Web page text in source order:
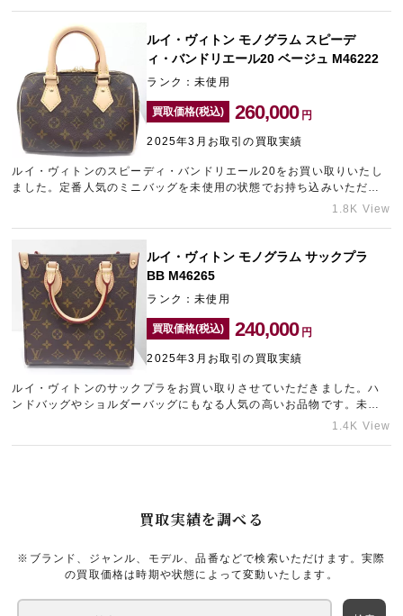
買取実績を調べる
※ブランド、ジャンル、モデル、品番などで検索いただけます。実際
の買取価格は時期や状態によって変動いたします。
ルイ・ヴィトン モノグラム スピーデ
ィ・バンドリエール20 ベージュ M46222
ランク：未使用
買取価格(税込) 260,000 円
2025年3月お取引の買取実績
ルイ・ヴィトンのスピーディ・バンドリエール20をお買い取りいたし
ました。定番人気のミニバッグを未使用の状態でお持ち込みいただけ
たため、精一杯の金額をご提示させていただきました。神戸でブラン
1.8K View
ルイ・ヴィトン モノグラム サックプラ
BB M46265
ランク：未使用
買取価格(税込) 240,000 円
2025年3月お取引の買取実績
ルイ・ヴィトンのサックプラをお買い取りさせていただきました。ハ
ンドバッグやショルダーバッグにもなる人気の高いお品物です。未使
用の状態でお持ち込みいただけたため、できる限りの金額をご提示さ
1.4K View